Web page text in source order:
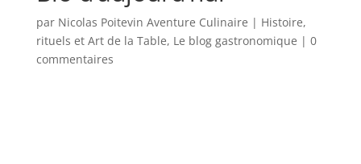
par Nicolas Poitevin Aventure Culinaire | Histoire,
rituels et Art de la Table, Le blog gastronomique | 0
commentaires